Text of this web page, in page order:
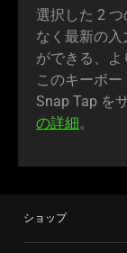
選択した 2
なく最新の
ができる、よ
このキーボー
Snap Tap を
の詳細。
ショップ